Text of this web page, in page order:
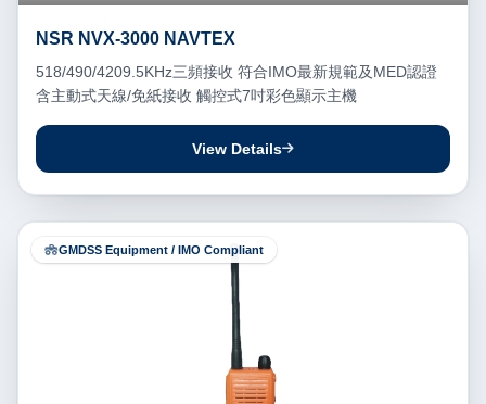
NSR NVX-3000 NAVTEX
518/490/4209.5KHz三頻接收 符合IMO最新規範及MED認證
含主動式天線/免紙接收 觸控式7吋彩色顯示主機
View Details
GMDSS Equipment / IMO Compliant